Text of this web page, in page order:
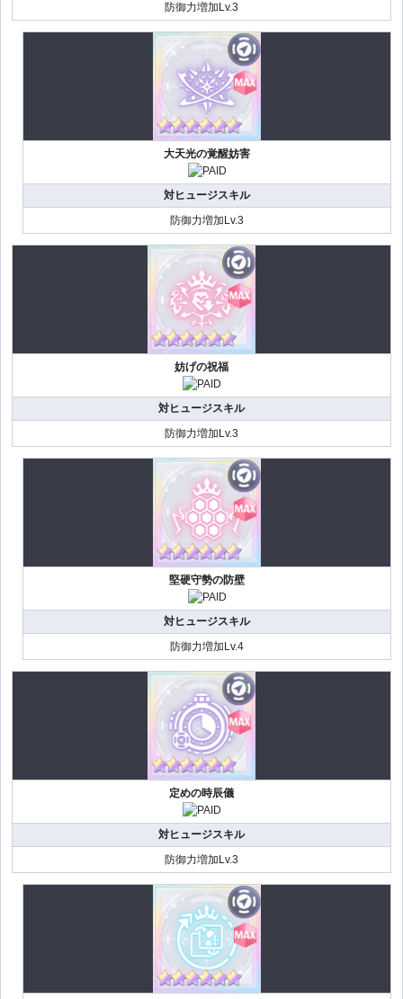
防御力増加Lv.3
大天光の覚醒妨害
対ヒュージスキル
防御力増加Lv.3
妨げの祝福
対ヒュージスキル
防御力増加Lv.3
堅硬守勢の防壁
対ヒュージスキル
防御力増加Lv.4
定めの時辰儀
対ヒュージスキル
防御力増加Lv.3